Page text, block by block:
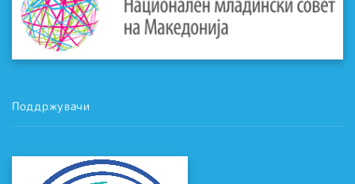
Поддржувачи